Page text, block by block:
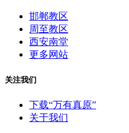
邯郸教区
周至教区
西安南堂
更多网站
关注我们
下载“万有真原”
关于我们